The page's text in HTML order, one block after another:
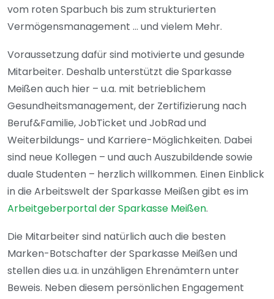
vom roten Sparbuch bis zum strukturierten
Vermögensmanagement … und vielem Mehr.
Voraussetzung dafür sind motivierte und gesunde
Mitarbeiter. Deshalb unterstützt die Sparkasse
Meißen auch hier – u.a. mit betrieblichem
Gesundheitsmanagement, der Zertifizierung nach
Beruf&Familie, JobTicket und JobRad und
Weiterbildungs- und Karriere-Möglichkeiten. Dabei
sind neue Kollegen – und auch Auszubildende sowie
duale Studenten – herzlich willkommen. Einen Einblick
in die Arbeitswelt der Sparkasse Meißen gibt es im
Arbeitgeberportal der Sparkasse Meißen.
Die Mitarbeiter sind natürlich auch die besten
Marken-Botschafter der Sparkasse Meißen und
stellen dies u.a. in unzähligen Ehrenämtern unter
Beweis. Neben diesem persönlichen Engagement